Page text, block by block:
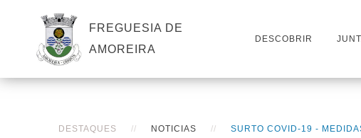
FREGUESIA DE
AMOREIRA
DESCOBRIR
DESTAQUES NOTICIAS SURTO COVID-19 -